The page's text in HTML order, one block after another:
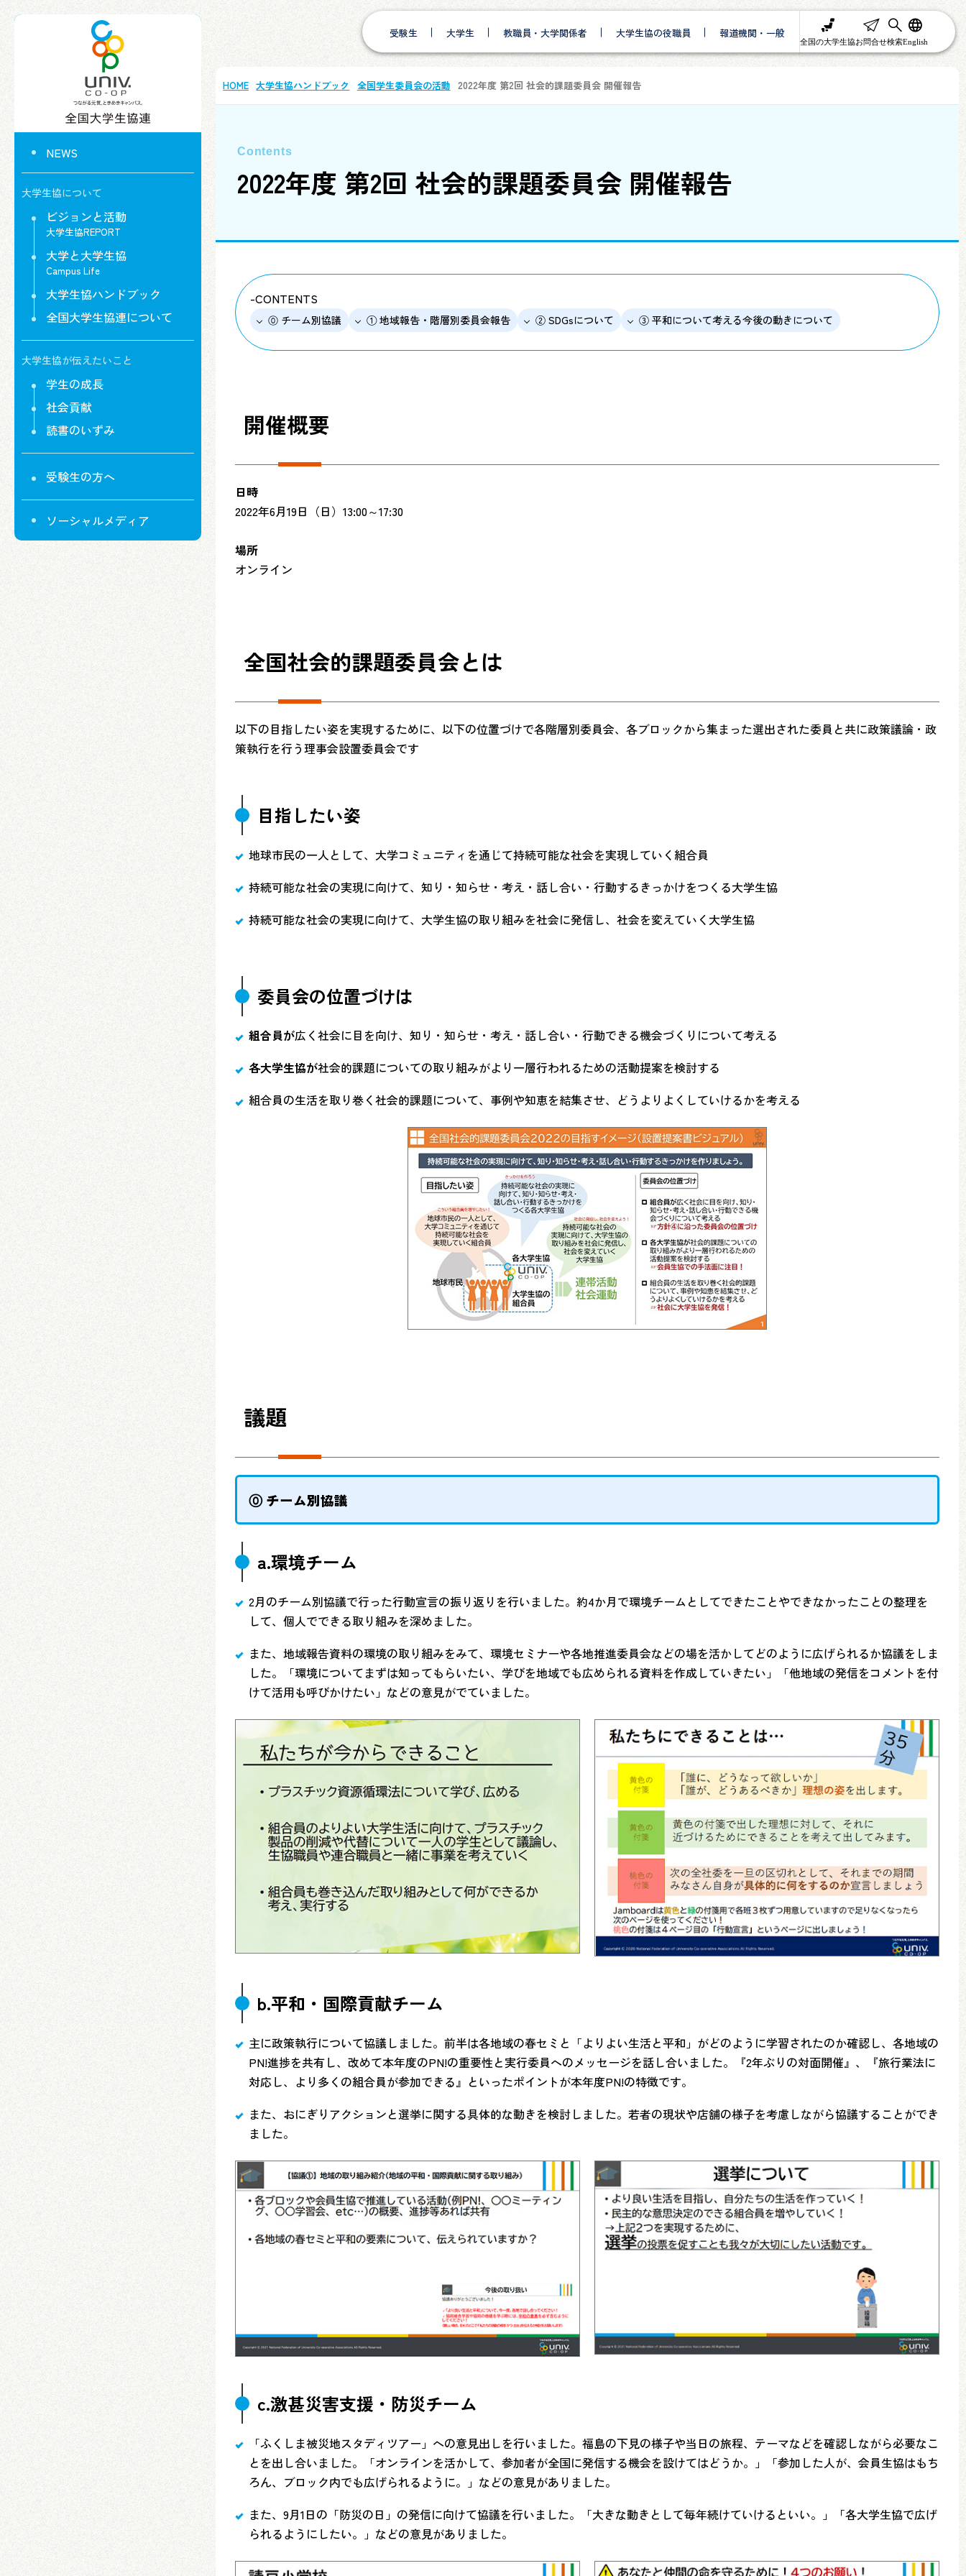
NEWS
大学生協について
ビジョンと活動
大学生協REPORT
大学と大学生協
Campus Life
大学生協ハンドブック
全国大学生協連について
大学生協が伝えたいこと
学生の成長
社会貢献
読書のいずみ
受験生の方へ
ソーシャルメディア
受験生 大学生 教職員・大学関係者 大学生協の役職員 報道機関・一般
全国の大学生協お問合せ検索English
HOME 大学生協ハンドブック 全国学生委員会の活動 2022年度 第2回 社会的課題委員会 開催報告
2022年度 第2回 社会的課題委員会 開催報告
-CONTENTS
⓪ チーム別協議 ① 地域報告・階層別委員会報告 ② SDGsについて ③ 平和について考える今後の動きについて
開催概要
日時
2022年6月19日（日）13:00～17:30
場所
オンライン
全国社会的課題委員会とは
以下の目指したい姿を実現するために、以下の位置づけで各階層別委員会、各ブロックから集まった選出された委員と共に政策議論・政
策執行を行う理事会設置委員会です
目指したい姿
地球市民の一人として、大学コミュニティを通じて持続可能な社会を実現していく組合員
持続可能な社会の実現に向けて、知り・知らせ・考え・話し合い・行動するきっかけをつくる大学生協
持続可能な社会の実現に向けて、大学生協の取り組みを社会に発信し、社会を変えていく大学生協
委員会の位置づけは
組合員が広く社会に目を向け、知り・知らせ・考え・話し合い・行動できる機会づくりについて考える
各大学生協が社会的課題についての取り組みがより一層行われるための活動提案を検討する
組合員の生活を取り巻く社会的課題について、事例や知恵を結集させ、どうよりよくしていけるかを考える
議題
⓪ チーム別協議
a.環境チーム
2月のチーム別協議で行った行動宣言の振り返りを行いました。約4か月で環境チームとしてできたことやできなかったことの整理を
して、個人でできる取り組みを深めました。
また、地域報告資料の環境の取り組みをみて、環境セミナーや各地推進委員会などの場を活かしてどのように広げられるか協議をしま
した。「環境についてまずは知ってもらいたい、学びを地域でも広められる資料を作成していきたい」「他地域の発信をコメントを付
けて活用も呼びかけたい」などの意見がでていました。
b.平和・国際貢献チーム
主に政策執行について協議しました。前半は各地域の春セミと「よりよい生活と平和」がどのように学習されたのか確認し、各地域の
PN!進捗を共有し、改めて本年度のPN!の重要性と実行委員へのメッセージを話し合いました。『2年ぶりの対面開催』、『旅行業法に
対応し、より多くの組合員が参加できる』といったポイントが本年度PN!の特徴です。
また、おにぎりアクションと選挙に関する具体的な動きを検討しました。若者の現状や店舗の様子を考慮しながら協議することができ
ました。
c.激甚災害支援・防災チーム
「ふくしま被災地スタディツアー」への意見出しを行いました。福島の下見の様子や当日の旅程、テーマなどを確認しながら必要なこ
とを出し合いました。「オンラインを活かして、参加者が全国に発信する機会を設けてはどうか。」「参加した人が、会員生協はもち
ろん、ブロック内でも広げられるように。」などの意見がありました。
また、9月1日の「防災の日」の発信に向けて協議を行いました。「大きな動きとして毎年続けていけるといい。」「各大学生協で広げ
られるようにしたい。」などの意見がありました。